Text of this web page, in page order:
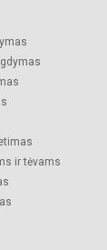
ir tėvams